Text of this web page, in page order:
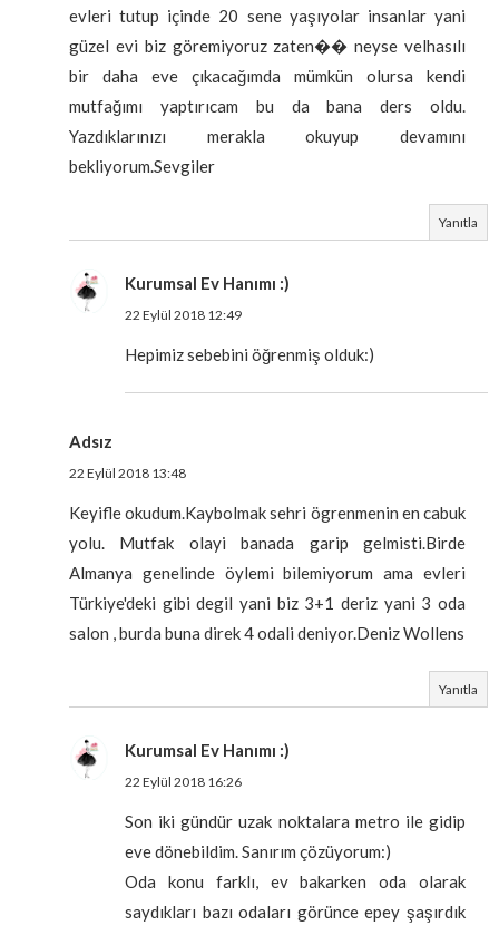
evleri tutup içinde 20 sene yaşıyolar insanlar yani
güzel evi biz göremiyoruz zaten�� neyse velhasılı
bir daha eve çıkacağımda mümkün olursa kendi
mutfağımı yaptırıcam bu da bana ders oldu.
Yazdıklarınızı merakla okuyup devamını
bekliyorum.Sevgiler
Yanıtla
Kurumsal Ev Hanımı :)
22 Eylül 2018 12:49
Hepimiz sebebini öğrenmiş olduk:)
Adsız
22 Eylül 2018 13:48
Keyifle okudum.Kaybolmak sehri ögrenmenin en cabuk
yolu. Mutfak olayi banada garip gelmisti.Birde
Almanya genelinde öylemi bilemiyorum ama evleri
Türkiye'deki gibi degil yani biz 3+1 deriz yani 3 oda
salon , burda buna direk 4 odali deniyor.Deniz Wollens
Yanıtla
Kurumsal Ev Hanımı :)
22 Eylül 2018 16:26
Son iki gündür uzak noktalara metro ile gidip
eve dönebildim. Sanırım çözüyorum:)
Oda konu farklı, ev bakarken oda olarak
saydıkları bazı odaları görünce epey şaşırdık